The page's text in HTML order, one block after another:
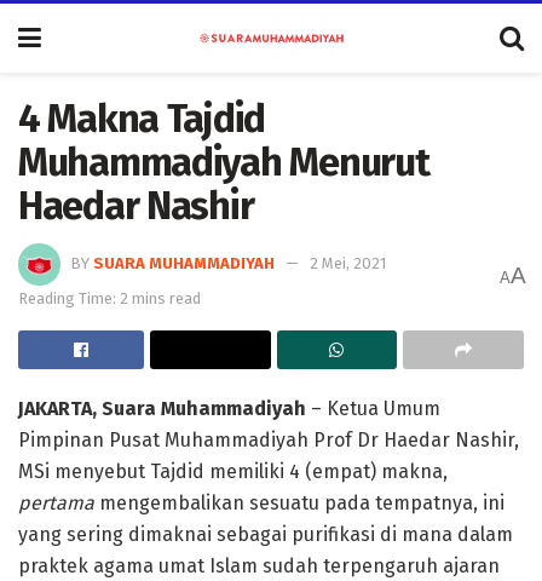
4 Makna Tajdid
Muhammadiyah Menurut
Haedar Nashir
BY SUARA MUHAMMADIYAH
2 Mei, 2021
Reading Time: 2 mins read
AA
JAKARTA, Suara Muhammadiyah – Ketua Umum
Pimpinan Pusat Muhammadiyah Prof Dr Haedar Nashir,
MSi menyebut Tajdid memiliki 4 (empat) makna,
pertama mengembalikan sesuatu pada tempatnya, ini
yang sering dimaknai sebagai purifikasi di mana dalam
praktek agama umat Islam sudah terpengaruh ajaran